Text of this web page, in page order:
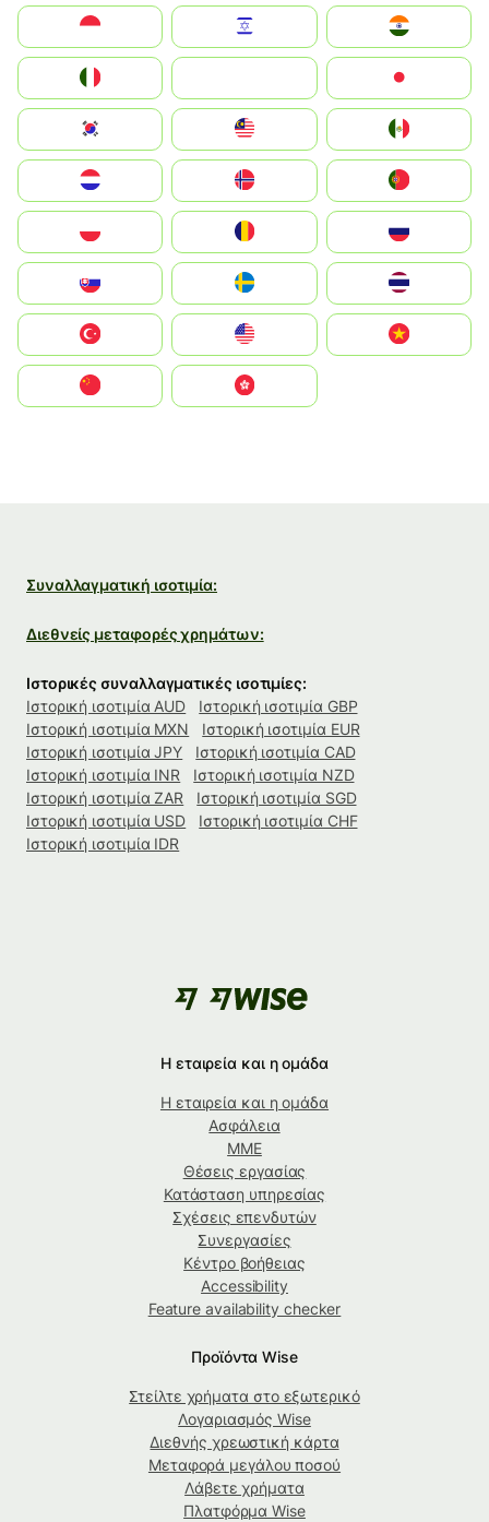
South Korea
United States
中國香港特別行政區
Συναλλαγματική ισοτιμία:
Διεθνείς μεταφορές χρημάτων:
Ιστορικές συναλλαγματικές ισοτιμίες:
Ιστορική ισοτιμία AUD
Ιστορική ισοτιμία GBP
Ιστορική ισοτιμία MXN
Ιστορική ισοτιμία EUR
Ιστορική ισοτιμία JPY
Ιστορική ισοτιμία CAD
Ιστορική ισοτιμία INR
Ιστορική ισοτιμία NZD
Ιστορική ισοτιμία ZAR
Ιστορική ισοτιμία SGD
Ιστορική ισοτιμία USD
Ιστορική ισοτιμία CHF
Ιστορική ισοτιμία IDR
Η εταιρεία και η ομάδα
Η εταιρεία και η ομάδα
Ασφάλεια
ΜΜΕ
Θέσεις εργασίας
Κατάσταση υπηρεσίας
Σχέσεις επενδυτών
Συνεργασίες
Κέντρο βοήθειας
Accessibility
Feature availability checker
Προϊόντα Wise
Στείλτε χρήματα στο εξωτερικό
Λογαριασμός Wise
Διεθνής χρεωστική κάρτα
Μεταφορά μεγάλου ποσού
Λάβετε χρήματα
Πλατφόρμα Wise